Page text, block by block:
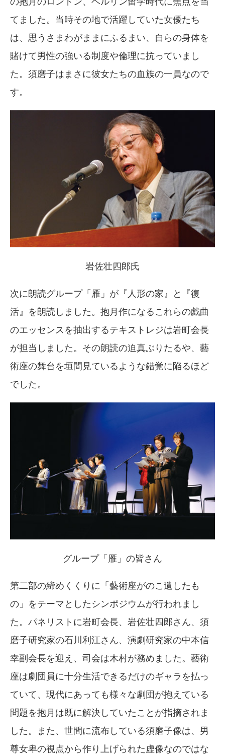
てました。当時その地で活躍していた女優たち
は、思うさまわがままにふるまい、自らの身体を
賭けて男性の強いる制度や倫理に抗っていまし
た。須磨子はまさに彼女たちの血族の一員なので
す。
岩佐壮四郎氏
次に朗読グループ「雁」が『人形の家』と『復
活』を朗読しました。抱月作になるこれらの戯曲
のエッセンスを抽出するテキストレジは岩町会長
が担当しました。その朗読の迫真ぶりたるや、藝
術座の舞台を垣間見ているような錯覚に陥るほど
でした。
グループ「雁」の皆さん
第二部の締めくくりに「藝術座がのこ遺したも
の」をテーマとしたシンポジウムが行われまし
た。パネリストに岩町会長、岩佐壮四郎さん、須
磨子研究家の石川利江さん、演劇研究家の中本信
幸副会長を迎え、司会は木村が務めました。藝術
座は劇団員に十分生活できるだけのギャラを払っ
ていて、現代にあっても様々な劇団が抱えている
問題を抱月は既に解決していたことが指摘されま
した。また、世間に流布している須磨子像は、男
尊女卑の視点から作り上げられた虚像なのではな